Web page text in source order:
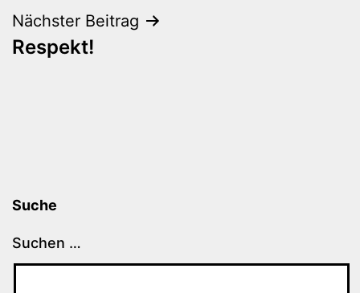
Nächster Beitrag
Respekt!
Suche
Suchen …